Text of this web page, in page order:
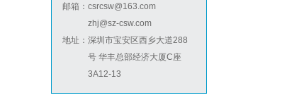
邮箱： csrcsw@163.com
zhj@sz-csw.com
地址： 深圳市宝安区西乡大道288
号 华丰总部经济大厦C座
3A12-13